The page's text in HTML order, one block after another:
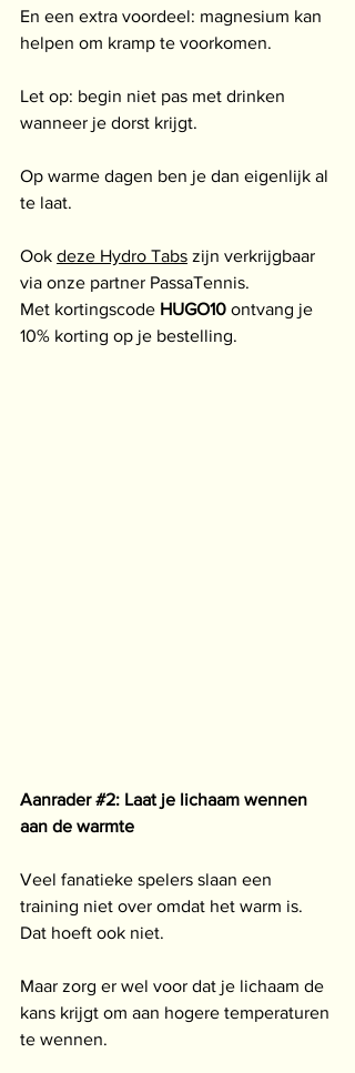
En een extra voordeel: magnesium kan
helpen om kramp te voorkomen.
Let op: begin niet pas met drinken
wanneer je dorst krijgt.
Op warme dagen ben je dan eigenlijk al
te laat.
Ook deze Hydro Tabs zijn verkrijgbaar
via onze partner PassaTennis.
Met kortingscode HUGO10 ontvang je
10% korting op je bestelling.
Aanrader #2: Laat je lichaam wennen
aan de warmte
Veel fanatieke spelers slaan een
training niet over omdat het warm is.
Dat hoeft ook niet.
Maar zorg er wel voor dat je lichaam de
kans krijgt om aan hogere temperaturen
te wennen.